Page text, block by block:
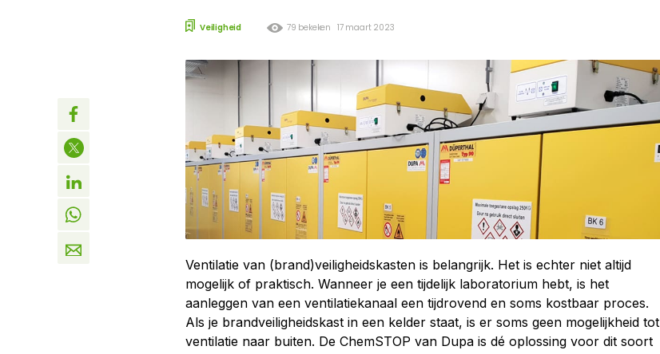
Veiligheid 79 bekeken 17 maart 2023
Ventilatie van (brand)veiligheidskasten is belangrijk. Het is echter niet altijd
mogelijk of praktisch. Wanneer je een tijdelijk laboratorium hebt, is het
aanleggen van een ventilatiekanaal een tijdrovend en soms kostbaar proces.
Als je brandveiligheidskast in een kelder staat, is er soms geen mogelijkheid tot
ventilatie naar buiten. De ChemSTOP van Dupa is dé oplossing voor dit soort